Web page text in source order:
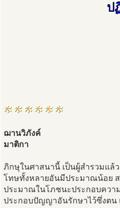
ป
ฌานวิภังค์
มาติกา
ภิกษุในศาสนานี้ เป็นผู้สำรวมแล้
โทษทั้งหลายอันมีประมาณน้อย
ประมาณในโภชนะประกอบควา
ประกอบปัญญาอันรักษาไว้ซึ่งตน